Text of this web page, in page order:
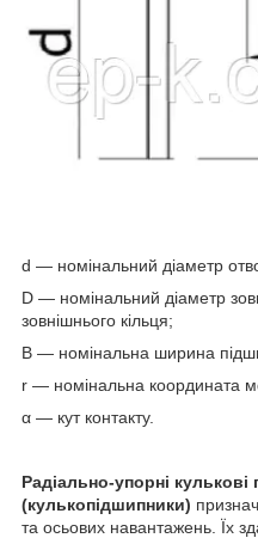
d — номінальний діаметр
D — номінальний діаметр
зовнішнього кільця;
B — номінальна ширина
r — номінальна координата
α — кут контакту.
Радіально-упорні кулькові
(кулькопідшипники)
та осьових навантажень. Їх